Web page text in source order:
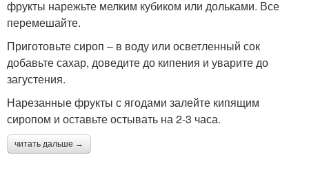
фрукты нарежьте мелким кубиком или дольками. Все
перемешайте.
Приготовьте сироп – в воду или осветленный сок
добавьте сахар, доведите до кипения и уварите до
загустения.
Нарезанные фрукты с ягодами залейте кипящим
сиропом и оставьте остывать на 2-3 часа.
читать дальше →